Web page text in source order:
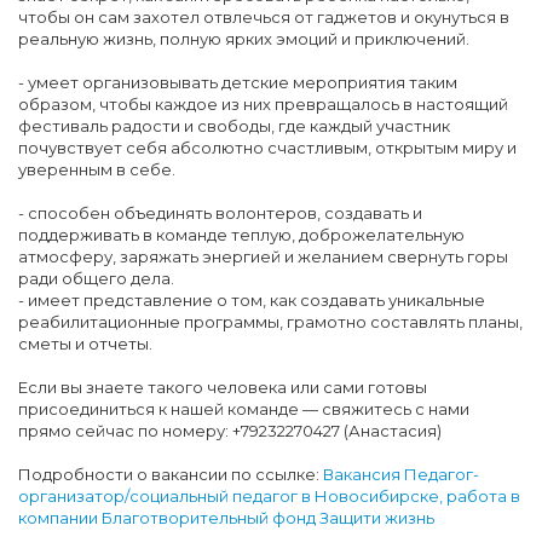
чтобы он сам захотел отвлечься от гаджетов и окунуться в
реальную жизнь, полную ярких эмоций и приключений.
- умеет организовывать детские мероприятия таким
образом, чтобы каждое из них превращалось в настоящий
фестиваль радости и свободы, где каждый участник
почувствует себя абсолютно счастливым, открытым миру и
уверенным в себе.
- способен объединять волонтеров, создавать и
поддерживать в команде теплую, доброжелательную
атмосферу, заряжать энергией и желанием свернуть горы
ради общего дела.
- имеет представление о том, как создавать уникальные
реабилитационные программы, грамотно составлять планы,
сметы и отчеты.
Если вы знаете такого человека или сами готовы
присоединиться к нашей команде — свяжитесь с нами
прямо сейчас по номеру: +79232270427 (Анастасия)
Подробности о вакансии по ссылке: Вакансия Педагог-
организатор/социальный педагог в Новосибирске, работа в
компании Благотворительный фонд Защити жизнь